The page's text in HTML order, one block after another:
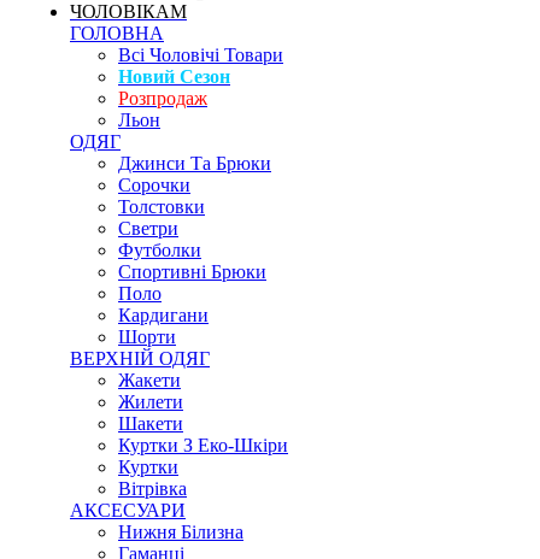
ЧОЛОВІКАМ
ГОЛОВНА
Всі Чоловічі Товари
Новий Сезон
Розпродаж
Льон
ОДЯГ
Джинси Та Брюки
Сорочки
Толстовки
Светри
Футболки
Спортивні Брюки
Поло
Кардигани
Шорти
ВЕРХНІЙ ОДЯГ
Жакети
Жилети
Шакети
Куртки З Еко-Шкіри
Куртки
Вітрівка
АКСЕСУАРИ
Нижня Білизна
Гаманці